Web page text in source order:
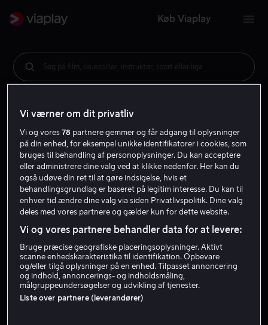
Køb Viaplay
Søg på film, skuespiller, instruktør, sport eller liga
Vi værner om dit privatliv
Vi og vores78 partnere gemmer og får adgang til oplysninger
på din enhed, for eksempel unikke identifikatorer i cookies, som
bruges til behandling af personoplysninger. Du kan acceptere
eller administrere dine valg ved at klikke nedenfor. Her kan du
også udøve din ret til at gøre indsigelse, hvis et
behandlingsgrundlag er baseret på legitim interesse. Du kan til
enhver tid ændre dine valg via siden Privatlivspolitik. Dine valg
deles med vores partnere og gælder kun for dette website.
Vi og vores partnere behandler data for at levere:
Bruge præcise geografiske placeringsoplysninger. Aktivt
scanne enhedskarakteristika til identifikation. Opbevare
og/eller tilgå oplysninger på en enhed. Tilpasset annoncering
og indhold, annoncerings- og indholdsmåling,
målgruppeundersøgelser og udvikling af tjenester.
Liste over partnere (leverandører)